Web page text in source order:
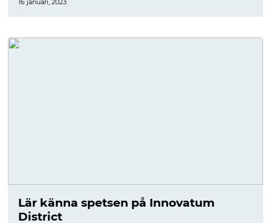
Lär känna spetsen på Innovatum
District